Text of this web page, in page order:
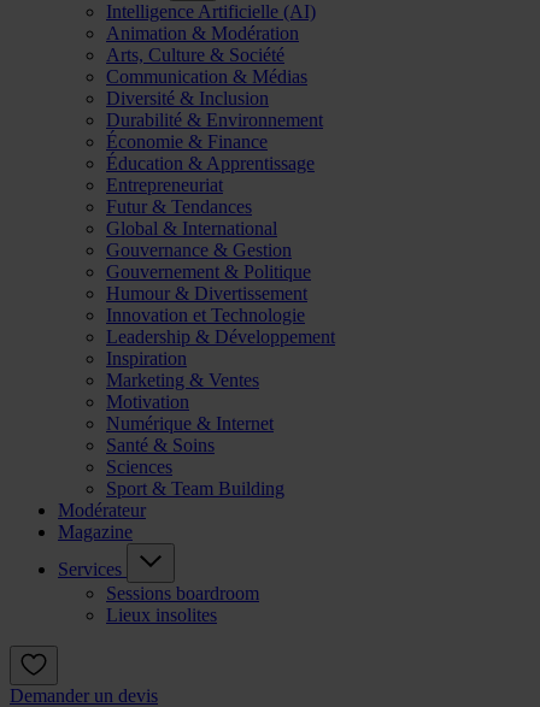
Intelligence Artificielle (AI)
Animation & Modération
Arts, Culture & Société
Communication & Médias
Diversité & Inclusion
Durabilité & Environnement
Économie & Finance
Éducation & Apprentissage
Entrepreneuriat
Futur & Tendances
Global & International
Gouvernance & Gestion
Gouvernement & Politique
Humour & Divertissement
Innovation et Technologie
Leadership & Développement
Inspiration
Marketing & Ventes
Motivation
Numérique & Internet
Santé & Soins
Sciences
Sport & Team Building
Modérateur
Magazine
Services
Sessions boardroom
Lieux insolites
Demander un devis